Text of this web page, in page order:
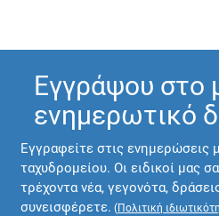
Εγγράψου στο
ενημερωτικό
Εγγραφείτε στις ενημερώσεις
ταχυδρομείου. Οι ειδικοί μας
τρέχοντα νέα, γεγονότα,
συνεισφέρετε. (Πολιτική